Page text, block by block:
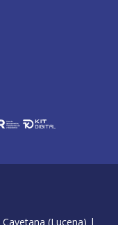
(Lucena) |